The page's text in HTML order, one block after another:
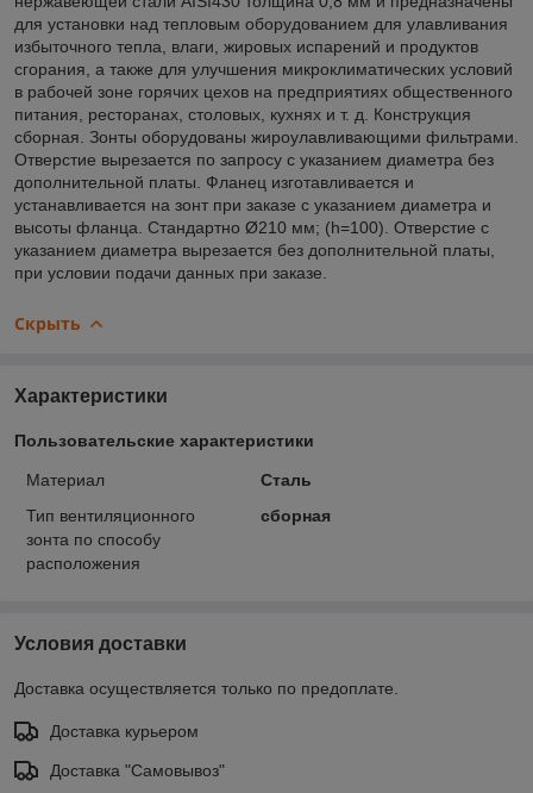
для установки над тепловым оборудованием для улавливания
избыточного тепла, влаги, жировых испарений и продуктов
сгорания, а также для улучшения микроклиматических условий
в рабочей зоне горячих цехов на предприятиях общественного
питания, ресторанах, столовых, кухнях и т. д. Конструкция
сборная. Зонты оборудованы жироулавливающими фильтрами.
Отверстие вырезается по запросу с указанием диаметра без
дополнительной платы. Фланец изготавливается и
устанавливается на зонт при заказе с указанием диаметра и
высоты фланца. Стандартно Ø210 мм; (h=100). Отверстие с
указанием диаметра вырезается без дополнительной платы,
при условии подачи данных при заказе.
Скрыть
Характеристики
Пользовательские характеристики
Материал
Сталь
Тип вентиляционного
зонта по способу
расположения
сборная
Условия доставки
Доставка осуществляется только по предоплате.
Доставка курьером
Доставка "Самовывоз"